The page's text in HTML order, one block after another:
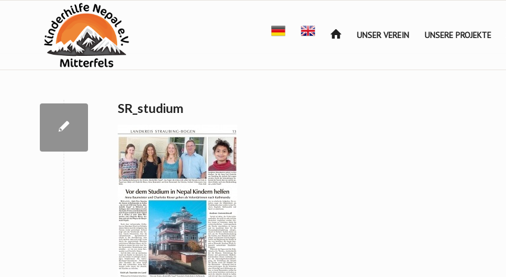
UNSER VEREIN UNSERE PROJEKTE
SR_studium